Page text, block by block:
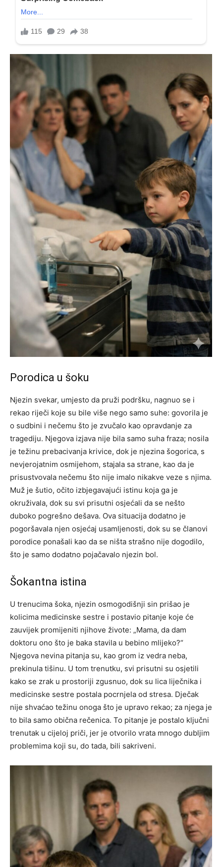
Porodica u šoku
Njezin svekar, umjesto da pruži podršku, nagnuo se i
rekao riječi koje su bile više nego samo suhe: govorila je
o sudbini i nečemu što je zvučalo kao opravdanje za
tragediju. Njegova izjava nije bila samo suha fraza; nosila
je težinu prebacivanja krivice, dok je njezina šogorica, s
nevjerojatnim osmijehom, stajala sa strane, kao da je
prisustvovala nečemu što nije imalo nikakve veze s njima.
Muž je šutio, očito izbjegavajući istinu koja ga je
okruživala, dok su svi prisutni osjećali da se nešto
duboko pogrešno dešava. Ova situacija dodatno je
pogoršavala njen osjećaj usamljenosti, dok su se članovi
porodice ponašali kao da se ništa strašno nije dogodilo,
što je samo dodatno pojačavalo njezin bol.
Šokantna istina
U trenucima šoka, njezin osmogodišnji sin prišao je
kolicima medicinske sestre i postavio pitanje koje će
zauvijek promijeniti njihove živote: „Mama, da dam
doktoru ono što je baka stavila u bebino mlijeko?“
Njegova nevina pitanja su, kao grom iz vedra neba,
prekinula tišinu. U tom trenutku, svi prisutni su osjetili
kako se zrak u prostoriji zgusnuo, dok su lica liječnika i
medicinske sestre postala pocrnjela od stresa. Dječak
nije shvaćao težinu onoga što je upravo rekao; za njega je
to bila samo obična rečenica. To pitanje je postalo ključni
trenutak u cijeloj priči, jer je otvorilo vrata mnogo dubljim
problemima koji su, do tada, bili sakriveni.